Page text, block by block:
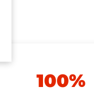
100%